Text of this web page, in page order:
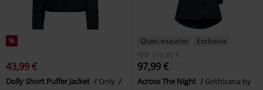
%
43,99 €
Dolly Short Puffer Jacket
Only
Quasi esaurito
Esclusiva
RRP
119,99 €
97,99 €
Across The Night
Gothicana by